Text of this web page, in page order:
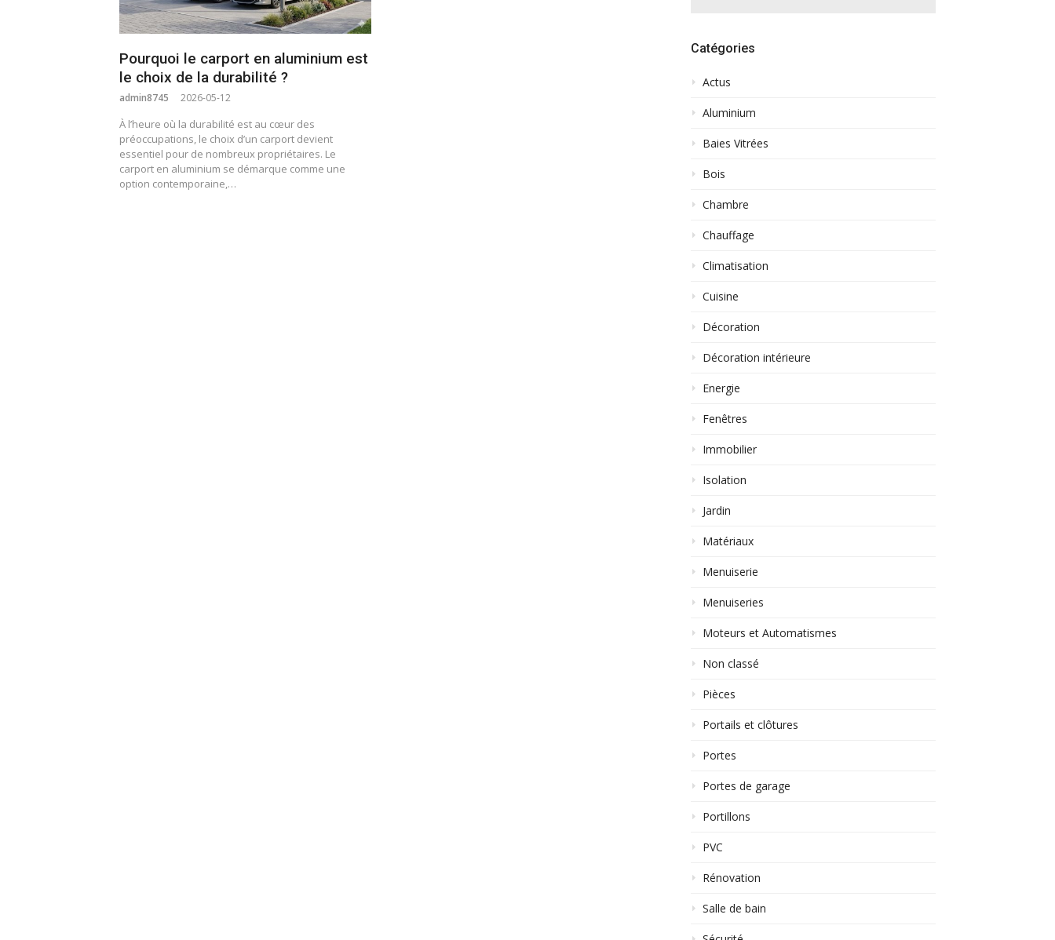
Pourquoi le carport en aluminium est
le choix de la durabilité ?
admin8745 2026-05-12
À l’heure où la durabilité est au cœur des
préoccupations, le choix d’un carport devient
essentiel pour de nombreux propriétaires. Le
carport en aluminium se démarque comme une
option contemporaine,…
Catégories
Actus
Aluminium
Baies Vitrées
Bois
Chambre
Chauffage
Climatisation
Cuisine
Décoration
Décoration intérieure
Energie
Fenêtres
Immobilier
Isolation
Jardin
Matériaux
Menuiserie
Menuiseries
Moteurs et Automatismes
Non classé
Pièces
Portails et clôtures
Portes
Portes de garage
Portillons
PVC
Rénovation
Salle de bain